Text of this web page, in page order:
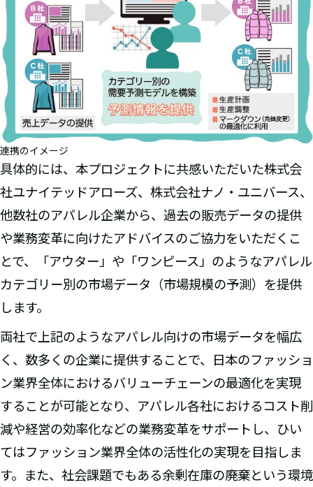
連携のイメージ
具体的には、本プロジェクトに共感いただいた株式会
社ユナイテッドアローズ、株式会社ナノ・ユニバース、
他数社のアパレル企業から、過去の販売データの提供
や業務変革に向けたアドバイスのご協力をいただくこ
とで、「アウター」や「ワンピース」のようなアパレル
カテゴリー別の市場データ（市場規模の予測）を提供
します。
両社で上記のようなアパレル向けの市場データを幅広
く、数多くの企業に提供することで、日本のファッショ
ン業界全体におけるバリューチェーンの最適化を実現
することが可能となり、アパレル各社におけるコスト削
減や経営の効率化などの業務変革をサポートし、ひい
てはファッション業界全体の活性化の実現を目指しま
す。また、社会課題でもある余剰在庫の廃棄という環境